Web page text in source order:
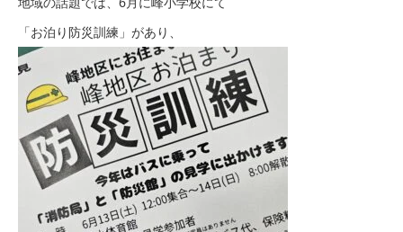
「お泊り防災訓練」があり、